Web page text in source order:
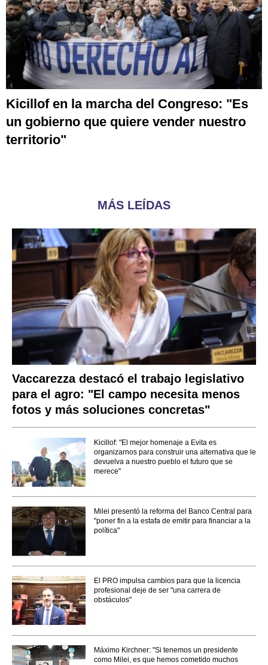
Kicillof en la marcha del Congreso: "Es
un gobierno que quiere vender nuestro
territorio"
MÁS LEÍDAS
Vaccarezza destacó el trabajo legislativo
para el agro: "El campo necesita menos
fotos y más soluciones concretas"
Kicillof: "El mejor homenaje a Evita es
organizarnos para construir una alternativa que le
devuelva a nuestro pueblo el futuro que se
merece"
Milei presentó la reforma del Banco Central para
"poner fin a la estafa de emitir para financiar a la
política"
El PRO impulsa cambios para que la licencia
profesional deje de ser "una carrera de
obstáculos"
Máximo Kirchner: "Si tenemos un presidente
como Milei, es que hemos cometido muchos